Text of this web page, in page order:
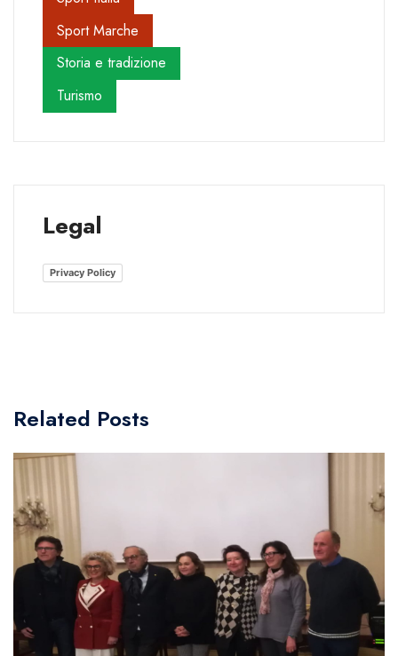
Sport Marche
Storia e tradizione
Turismo
Legal
Privacy Policy
Related Posts